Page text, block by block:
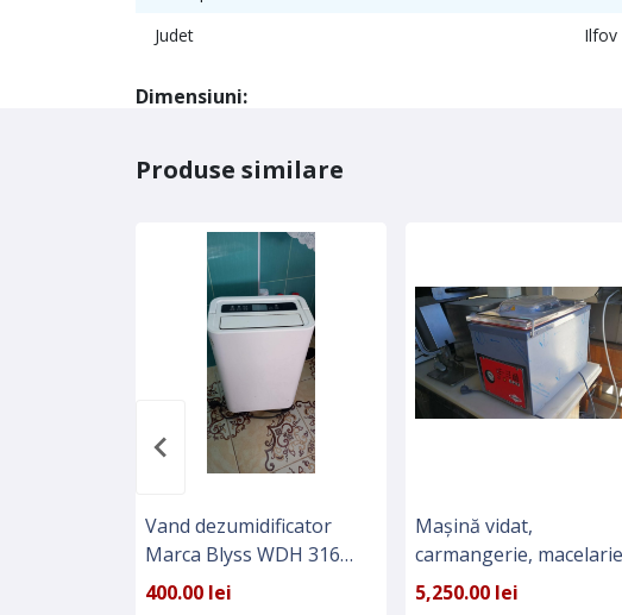
Judet
Ilfov
Dimensiuni:
Produse similare
Vand dezumidificator
Marca Blyss WDH 316
foarte putin folosit,
400.00 lei
Mașină vidat,
carmangerie,
restaurante
5,250.00 lei